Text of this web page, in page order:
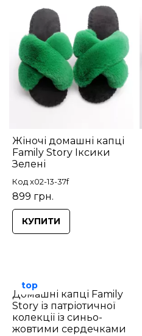
Жіночі домашні капці
Family Story Іксики
Зелені
Код x02-13-37f
899 грн.
КУПИТИ
Домашні капці Family
Story із патріотичної
колекції із синьо-
жовтими сердечками
top